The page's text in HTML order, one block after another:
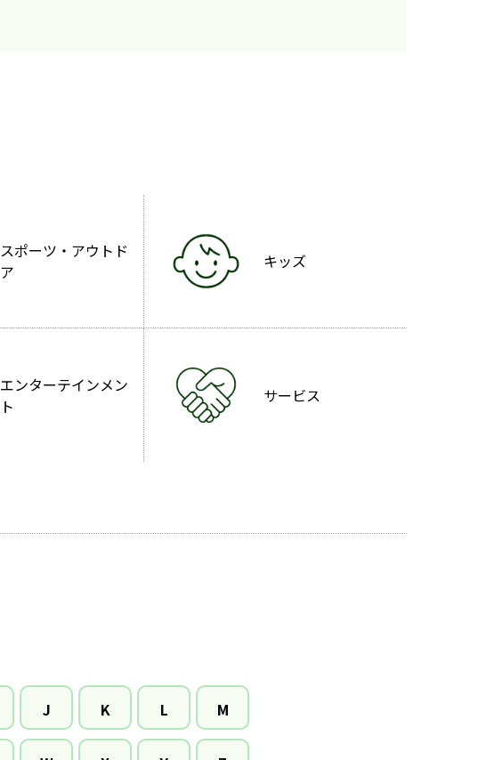
スポーツ・アウトド
ア
キッズ
エンターテインメン
ト
サービス
J K L M